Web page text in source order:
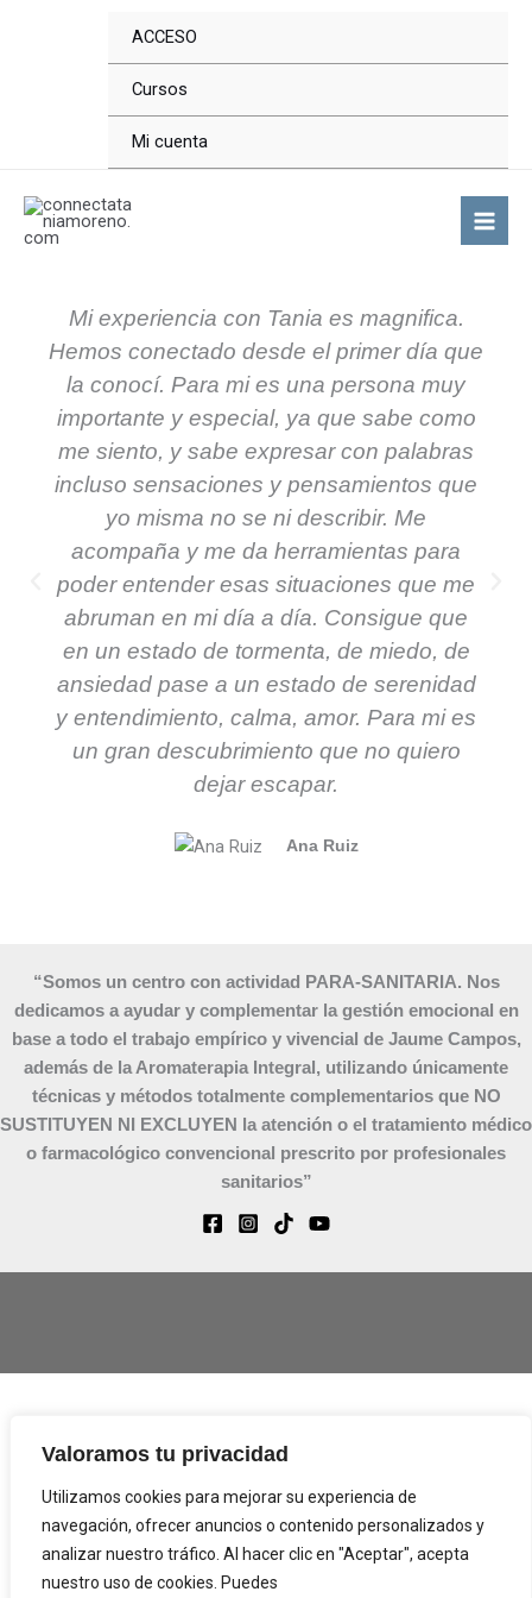
Valoramos tu privacidad
Utilizamos cookies para mejorar su experiencia de
navegación, ofrecer anuncios o contenido personalizados y
analizar nuestro tráfico. Al hacer clic en "Aceptar", acepta
nuestro uso de cookies. Puedes
ACCESO
Cursos
Mi cuenta
Mi experiencia con Tania es magnifica.
Hemos conectado desde el primer día que
la conocí. Para mi es una persona muy
importante y especial, ya que sabe como
me siento, y sabe expresar con palabras
incluso sensaciones y pensamientos que
yo misma no se ni describir. Me
acompaña y me da herramientas para
poder entender esas situaciones que me
abruman en mi día a día. Consigue que
en un estado de tormenta, de miedo, de
ansiedad pase a un estado de serenidad
y entendimiento, calma, amor. Para mi es
un gran descubrimiento que no quiero
dejar escapar.
Ana Ruiz
“Somos un centro con actividad PARA-SANITARIA. Nos
dedicamos a ayudar y complementar la gestión emocional en
base a todo el trabajo empírico y vivencial de Jaume Campos,
además de la Aromaterapia Integral, utilizando únicamente
técnicas y métodos totalmente complementarios que NO
SUSTITUYEN NI EXCLUYEN la atención o el tratamiento médico
o farmacológico convencional prescrito por profesionales
sanitarios”
Política de Privacidad
Términos y condiciones
Política de Cookies (EU)